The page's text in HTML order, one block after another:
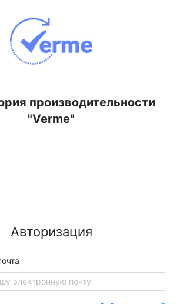
производительности
"Verme"
Авторизация